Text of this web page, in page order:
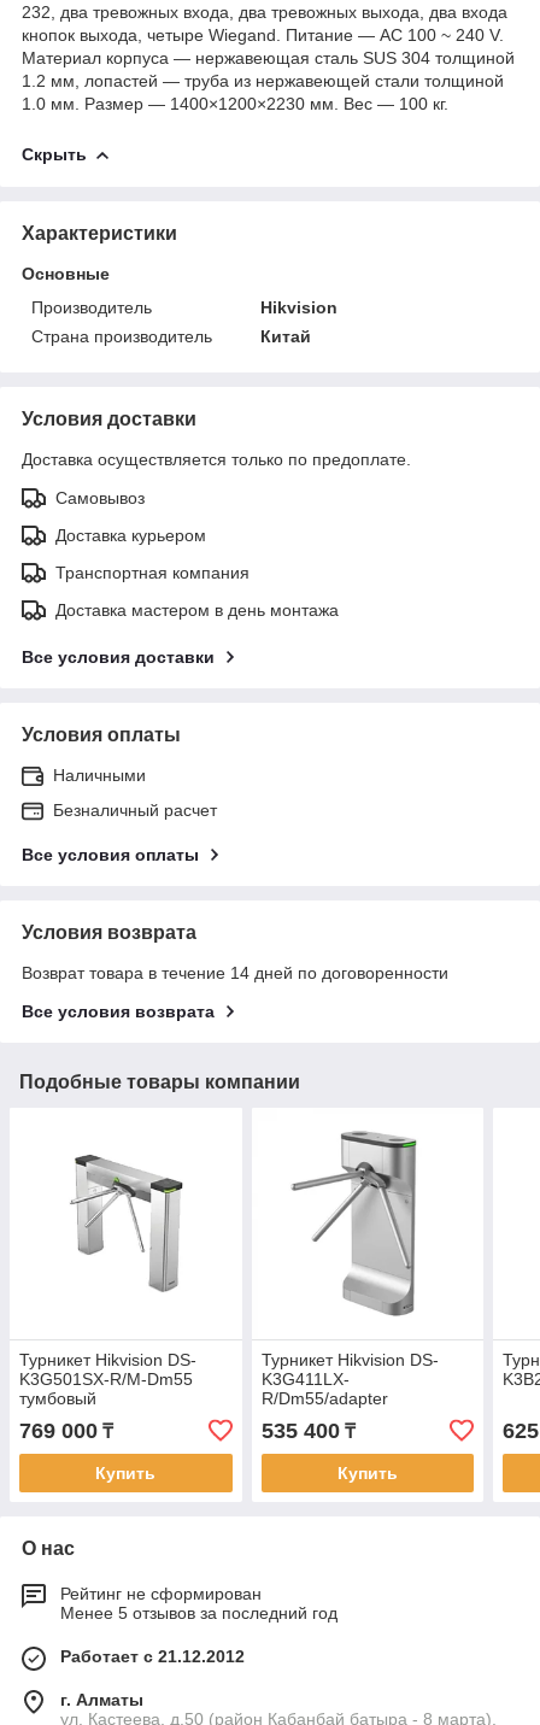
232, два тревожных входа, два тревожных выхода, два входа
кнопок выхода, четыре Wiegand. Питание — AC 100 ~ 240 V.
Материал корпуса — нержавеющая сталь SUS 304 толщиной
1.2 мм, лопастей — труба из нержавеющей стали толщиной
1.0 мм. Размер — 1400×1200×2230 мм. Вес — 100 кг.
Скрыть
Характеристики
Основные
Производитель
Hikvision
Страна производитель
Китай
Условия доставки
Доставка осуществляется только по предоплате.
Самовывоз
Доставка курьером
Транспортная компания
Доставка мастером в день монтажа
Все условия доставки
Условия оплаты
Наличными
Безналичный расчет
Все условия оплаты
Условия возврата
Возврат товара в течение 14 дней по договоренности
Все условия возврата
Подобные товары компании
Турникет Hikvision DS-
K3G501SX-R/M-Dm55
тумбовый
769 000 ₸
Купить
Турникет Hikvision DS-
K3G411LX-
R/Dm55/adapter
535 400₸
Купить
О нас
Рейтинг не сформирован
Менее 5 отзывов за последний год
Работает с 21.12.2012
г. Алматы
ул. Кастеева, д.50 (район Кабанбай батыра - 8 марта),